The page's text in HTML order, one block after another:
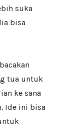
suka
bisa
tua untuk
ke sana
Ide ini bisa